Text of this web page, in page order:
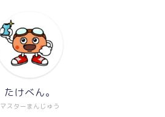
マスターまんじゅう
たけべん。